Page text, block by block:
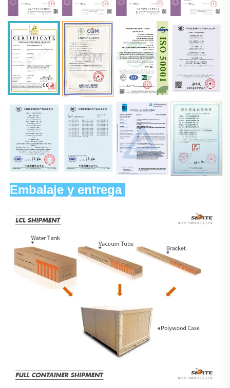
Embalaje y entrega